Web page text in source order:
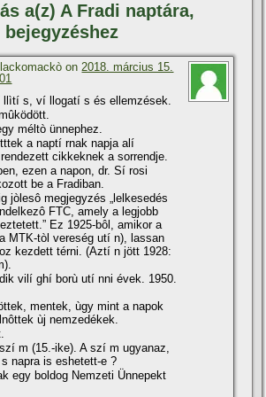
a(z) A Fradi naptára,
on2018. március 15.
llìtí s, ví llogatí s és ellemzések.
méltò ünnephez.
a naptí rnak napja alí
cikkeknek a sorrendje.
ezen a napon, dr. Sí rosi
be a Fradiban.
jòlesô megjegyzés „lelkesedés
FTC, amely a legjobb
Ez 1925-bôl, amikor a
MTK-tòl vereség utí n), lassan
kezdett térni. (Aztí n jött 1928:
vilí ghí borù utí nni évek. 1950.
mentek, ùgy mint a napok
ùj nemzedékek.
m (15.-ike). A szí m ugyanaz,
napra is eshetett-e ?
egy boldog Nemzeti Ünnepekt